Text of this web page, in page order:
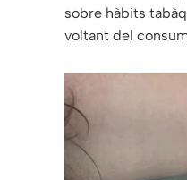
sobre hàbits
voltant del